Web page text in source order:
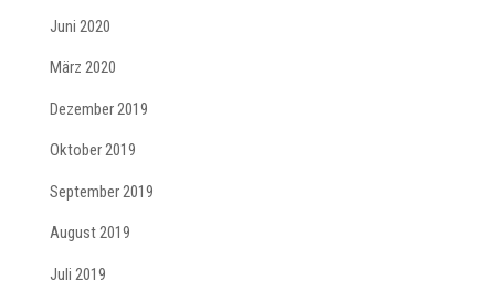
Juni 2020
März 2020
Dezember 2019
Oktober 2019
September 2019
August 2019
Juli 2019